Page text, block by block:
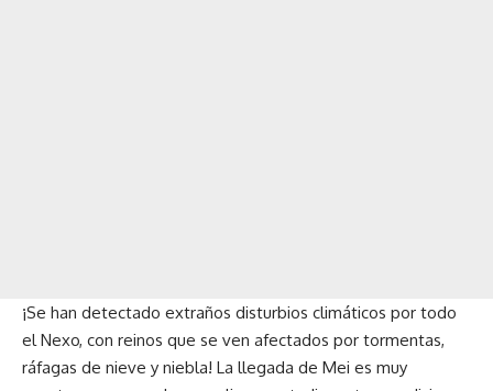
¡Se han detectado extraños disturbios climáticos por todo
el Nexo, con reinos que se ven afectados por tormentas,
ráfagas de nieve y niebla! La llegada de Mei es muy